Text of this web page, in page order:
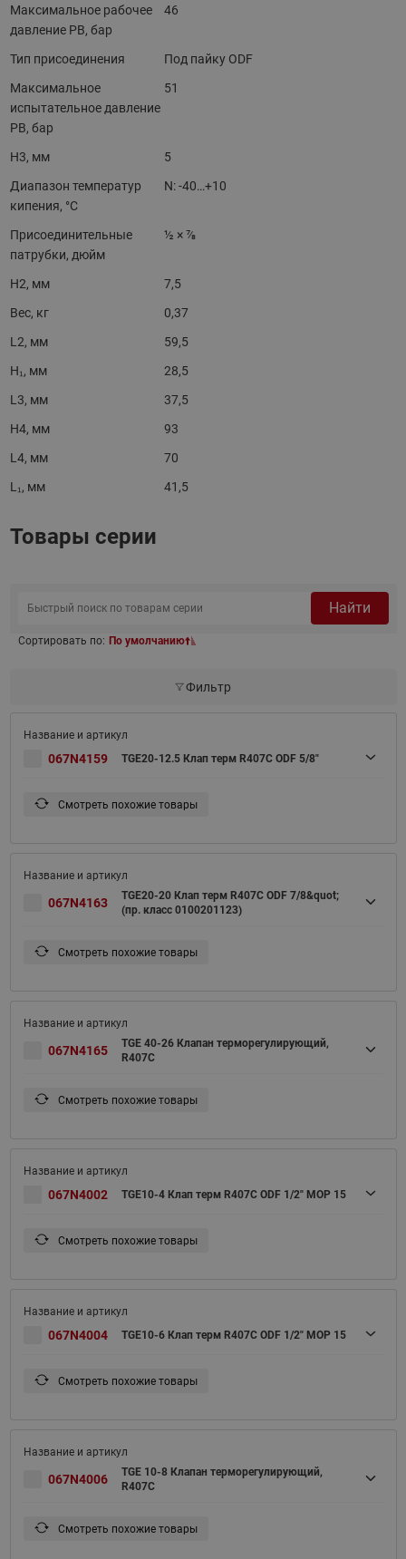
Максимальное рабочее
давление PB, бар
46
Тип присоединения
Под пайку ODF
Максимальное
испытательное давление
PB, бар
51
H3, мм
5
Диапазон температур
кипения, °C
N: -40…+10
Присоединительные
патрубки, дюйм
½ × ⅞
H2, мм
7,5
Вес, кг
0,37
L2, мм
59,5
H₁, мм
28,5
L3, мм
37,5
H4, мм
93
L4, мм
70
L₁, мм
41,5
Товары серии
Найти
Сортировать по: По умолчанию
Фильтр
067N4159 TGE20-12.5 Клап терм R407С ODF 5/8"
Смотреть похожие товары
067N4163
TGE20-20 Клап терм R407С ODF 7/8&quot;
(пр. класс 0100201123)
Смотреть похожие товары
067N4165
TGE 40-26 Клапан терморегулирующий,
R407C
Смотреть похожие товары
067N4002 TGE10-4 Клап терм R407С ODF 1/2" MOP 15
Смотреть похожие товары
067N4004 TGE10-6 Клап терм R407С ODF 1/2" MOP 15
Смотреть похожие товары
067N4006
TGE 10-8 Клапан терморегулирующий,
R407C
Смотреть похожие товары